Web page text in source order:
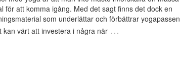
för att komma igång. Med det sagt finns det dock en
som underlättar och förbättrar yogapassen
kan värt att investera i några när …